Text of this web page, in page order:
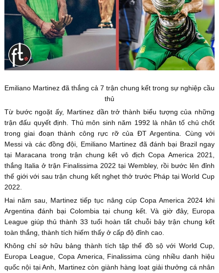
Emiliano Martinez đã thắng cả 7 trận chung kết trong sự nghiệp cầu
thủ
Từ bước ngoặt ấy, Martinez dần trở thành biểu tượng của những
trận đấu quyết định. Thủ môn sinh năm 1992 là nhân tố chủ chốt
trong giai đoạn thành công rực rỡ của ĐT Argentina. Cùng với
Messi và các đồng đội, Emiliano Martinez đã đánh bại Brazil ngay
tại Maracana trong trận chung kết vô địch Copa America 2021,
thắng Italia ở trận Finalissima 2022 tại Wembley, rồi bước lên đỉnh
thế giới với sau trận chung kết nghẹt thở trước Pháp tại World Cup
2022.
Hai năm sau, Martinez tiếp tục nâng cúp Copa America 2024 khi
Argentina đánh bại Colombia tại chung kết. Và giờ đây, Europa
League giúp thủ thành 33 tuổi hoàn tất chuỗi bảy trận chung kết
toàn thắng, thành tích hiếm thấy ở cấp độ đỉnh cao.
Không chỉ sở hữu bảng thành tích tập thể đồ sộ với World Cup,
Europa League, Copa America, Finalissima cùng nhiều danh hiệu
quốc nội tại Anh, Martinez còn giành hàng loạt giải thưởng cá nhân